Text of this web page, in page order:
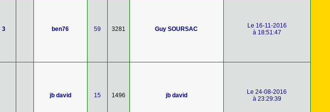
3 ben76 59 3281 Guy SOURSAC
Le 16-11-2016
à 18:51:47
jb david 15 1496 jb david
Le 24-08-2016
à 23:29:39